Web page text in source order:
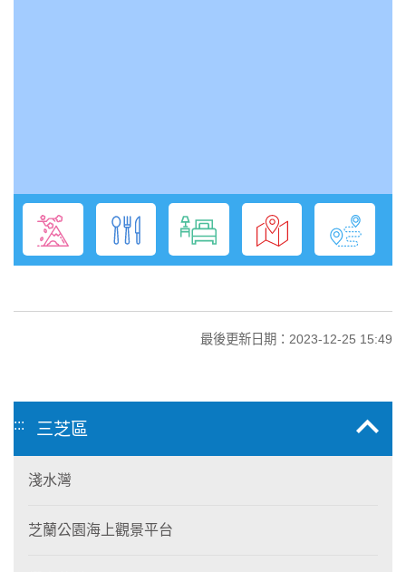
最後更新日期：2023-12-25 15:49
::: 三芝區
淺水灣
芝蘭公園海上觀景平台